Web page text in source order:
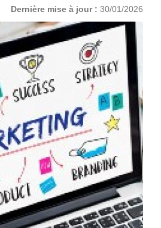
Dernière mise à jour : 30/01/2026